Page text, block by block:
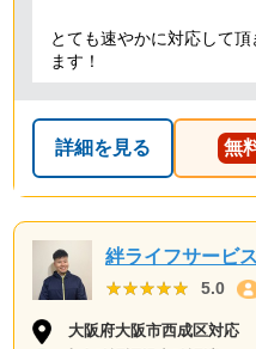
とても速やかに対応して
ます！
詳細を見る 無
絆ライフサービス
★★★★★
★★★★★ 5.0
大阪府大阪市西成区対応